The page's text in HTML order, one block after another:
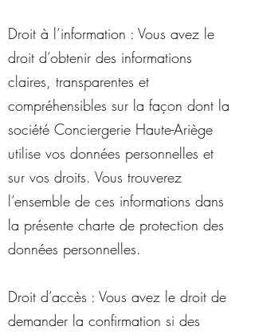
Droit à l’information : Vous avez le
droit d’obtenir des informations
claires, transparentes et
compréhensibles sur la façon dont la
société Conciergerie Haute-Ariège
utilise vos données personnelles et
sur vos droits. Vous trouverez
l’ensemble de ces informations dans
la présente charte de protection des
données personnelles.
Droit d’accès : Vous avez le droit de
demander la confirmation si des